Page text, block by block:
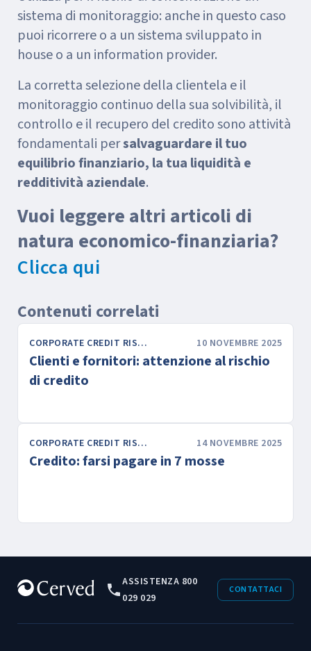
sistema di monitoraggio: anche in questo caso
puoi ricorrere o a un sistema sviluppato in
house o a un information provider.
La corretta selezione della clientela e il
monitoraggio continuo della sua solvibilità, il
controllo e il recupero del credito sono attività
fondamentali persalvaguardare il tuo
equilibrio finanziario, la tua liquidità e
redditività aziendale.
Vuoi leggere altri articoli di
natura economico-finanziaria?
Clicca qui
Contenuti correlati
CORPORATE CREDIT RISK & FINANCE 10 NOVEMBRE 2025
Clienti e fornitori: attenzione al rischio
di credito
CORPORATE CREDIT RISK & FINANCE 14 NOVEMBRE 2025
Credito: farsi pagare in 7 mosse
ASSISTENZA 800
029 029
CONTATTACI